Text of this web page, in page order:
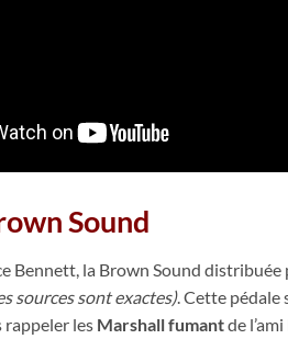
Sound
Bennett, la Brown Sound
sources sont exactes). Cette pédale
rappeler les Marshall fumantde